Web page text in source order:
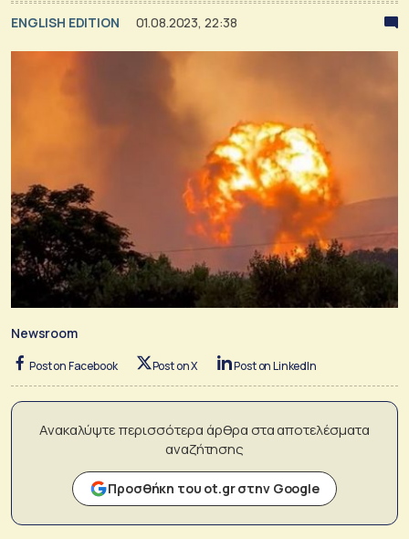
ENGLISH EDITION 01.08.2023, 22:38
Newsroom
Post on Facebook Post on X Post on LinkedIn
Ανακαλύψτε περισσότερα άρθρα στα αποτελέσματα
αναζήτησης
Προσθήκη του ot.gr στην Google